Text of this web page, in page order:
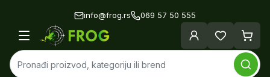
info@frog.rs 069 57 50 555